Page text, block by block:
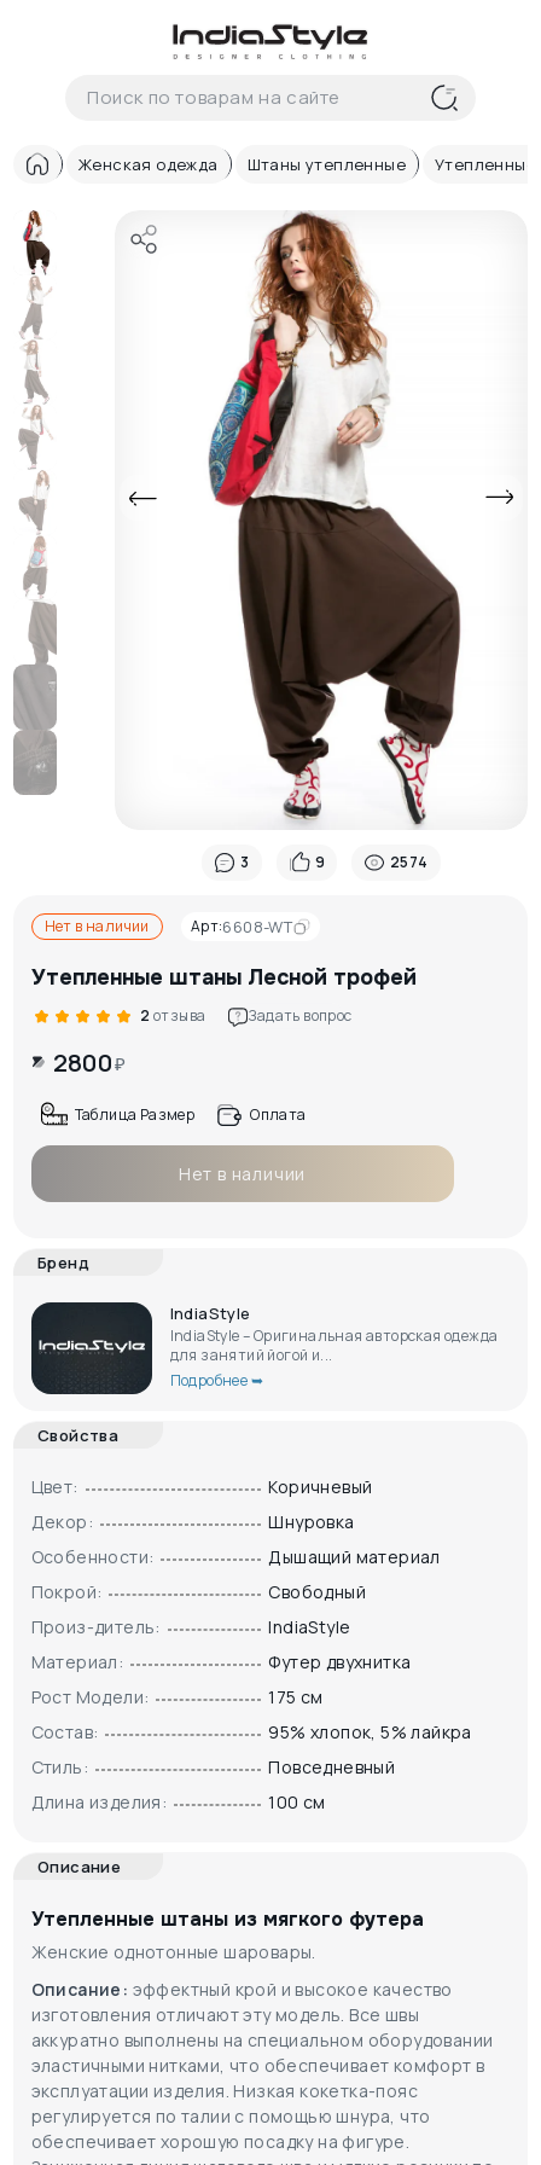
Корзина
В корзиненеттоваров
Корзина покупок пуста..
Женская одежда Штаны утепленные
3 9 2574
Нет в наличии Арт:6608-WT
Утепленные штаны Лесной трофей
2 отзыва Задать вопрос
2800₽
Таблица Размер Оплата
Нет в наличии
Бренд
IndiaStyle
IndiaStyle – Оригинальная авторская одежда
для занятий йогой и...
Подробнее ➥
Свойства
Цвет:
Коричневый
Декор:
Шнуровка
Особенности:
Дышащий материал
Покрой:
Свободный
Произ-дитель:
IndiaStyle
Материал:
Футер двухнитка
Рост Модели:
175 см
Состав:
95% хлопок, 5% лайкра
Стиль:
Повседневный
Длина изделия:
100 см
Описание
Утепленные штаны из мягкого футера
Женские однотонные шаровары.
Описание: эффектный крой и высокое качество
изготовления отличают эту модель. Все швы
аккуратно выполнены на специальном оборудовании
эластичными нитками, что обеспечивает комфорт в
эксплуатации изделия. Низкая кокетка-пояс
регулируется по талии с помощью шнура, что
обеспечивает хорошую посадку на фигуре.